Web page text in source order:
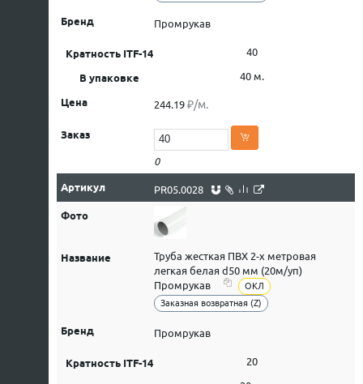
Промрукав
40
40 м.
244.19 ₽/м.
0
PR05.0028
Труба жесткая ПВХ 2-х метровая
легкая белая d50 мм (20м/уп)
Промрукав
ОКЛ
Заказная возвратная (Z)
Промрукав
20